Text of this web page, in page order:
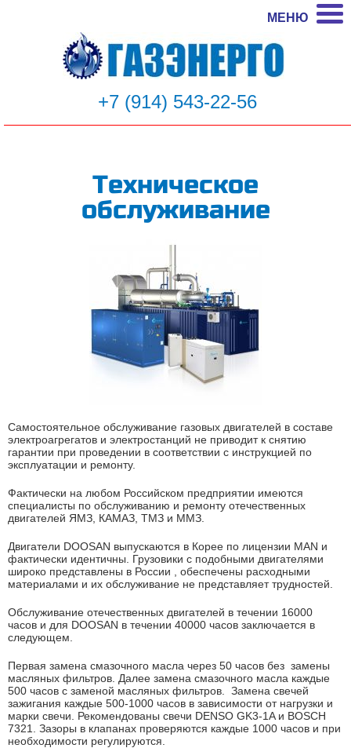
МЕНЮ
+7 (914) 543-22-56
Техническое
обслуживание
Самостоятельное обслуживание газовых двигателей в составе
электроагрегатов и электростанций не приводит к снятию
гарантии при проведении в соответствии с инструкцией по
эксплуатации и ремонту.
Фактически на любом Российском предприятии имеются
специалисты по обслуживанию и ремонту отечественных
двигателей ЯМЗ, КАМАЗ, ТМЗ и ММЗ.
Двигатели DOOSAN выпускаются в Корее по лицензии MAN и
фактически идентичны. Грузовики с подобными двигателями
широко представлены в России , обеспечены расходными
материалами и их обслуживание не представляет трудностей.
Обслуживание отечественных двигателей в течении 16000
часов и для DOOSAN в течении 40000 часов заключается в
следующем.
Первая замена смазочного масла через 50 часов без замены
масляных фильтров. Далее замена смазочного масла каждые
500 часов с заменой масляных фильтров. Замена свечей
зажигания каждые 500-1000 часов в зависимости от нагрузки и
марки свечи. Рекомендованы свечи DENSO GK3-1A и BOSCH
7321. Зазоры в клапанах проверяются каждые 1000 часов и при
необходимости регулируются.